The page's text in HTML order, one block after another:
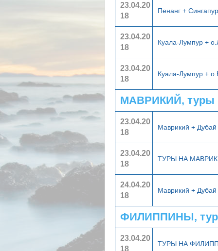
23.04.20
18
Пенанг +
23.04.20
18
Куала-Лумпур +
23.04.20
18
Куала-Лумпур +
МАВРИКИЙ, туры
23.04.20
18
Маврикий + Дубай
23.04.20
18
ТУРЫ НА
24.04.20
18
Маврикий + Дубай
ФИЛИППИНЫ,
23.04.20
18
ТУРЫ НА